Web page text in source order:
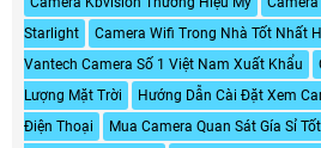
Starlight
Camera Wifi Trong Nhà Tốt Nhất
Vantech Camera Số 1 Việt Nam Xuất Khẩu
Lượng Mặt Trời
Hướng Dẫn Cài Đặt Xem
Điện Thoại
Mua Camera Quan Sát Gía Sỉ